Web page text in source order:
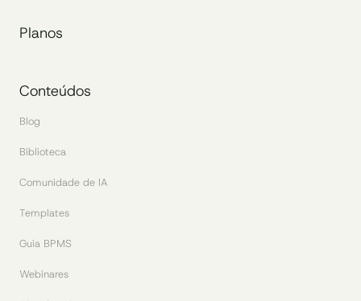
Planos
Conteúdos
Blog
Biblioteca
Comunidade de IA
Templates
Guia BPMS
Webinares